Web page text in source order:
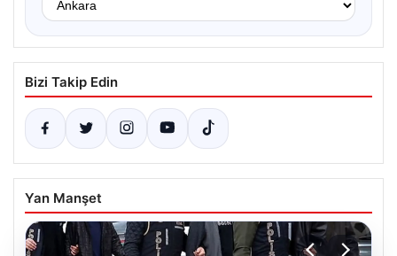
Bizi Takip Edin
Yan Manşet